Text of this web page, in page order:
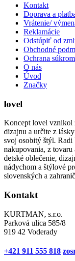
Kontakt
Doprava a
Vrátenie/
Reklamácie
Odstúpiť od
Obchodné
Ochrana
O nás
Úvod
Značky
lovel
Koncept lovel vznikol
dizajnu a určite z
svoj osobitý štýl.
nakupovania, z tovaru
detské oblečenie,
nádychom a štýlové
slovenských a
Kontakt
KURTMAN, s.r.o.
Parková ulica 585/8
919 42 Voderady
+421 911 555 818